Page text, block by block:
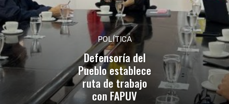
POLÍTICA
Defensoría del
Pueblo establece
ruta de trabajo
con FAPUV